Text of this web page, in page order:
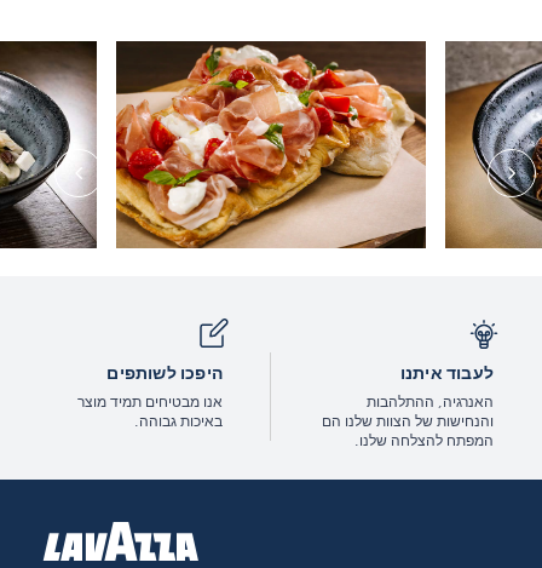
לעבוד איתנו
האנרגיה, ההתלהבות
והנחישות של הצוות שלנו הם
המפתח להצלחה שלנו.
היפכו לשותפים
אנו מבטיחים תמיד מוצר
באיכות גבוהה.